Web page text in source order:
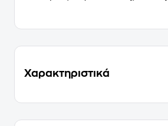
Χαρακτηριστικά